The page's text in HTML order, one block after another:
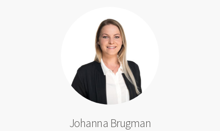
Johanna Brugman